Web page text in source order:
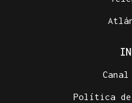
Política